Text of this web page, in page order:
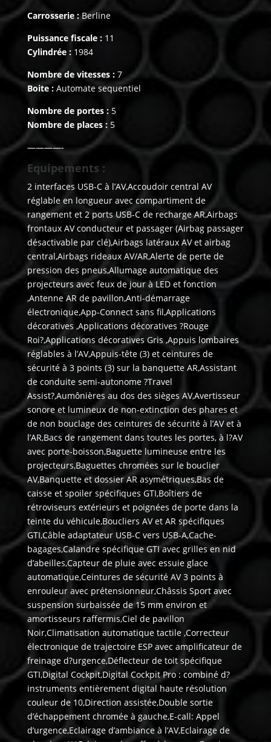
Carrosserie :Berline
Puissance fiscale :11
Cylindrée :1984
Nombre de vitesses :7
Boite :Automate sequentiel
Nombre de portes : 5
Nombre de places :5
————-
Equipements :
2 interfaces USB-C à l’AV,Accoudoir central AV
réglable en longueur avec compartiment de
rangement et 2 ports USB-C de recharge AR,Airbags
frontaux AV conducteur et passager (Airbag passager
désactivable par clé),Airbags latéraux AV et airbag
central,Airbags rideaux AV/AR,Alerte de perte de
pression des pneus,Allumage automatique des
projecteurs avec feux de jour à LED et fonction
,Antenne AR de pavillon,Anti-démarrage
électronique,App-Connect sans fil,Applications
décoratives ,Applications décoratives ?Rouge
Roi?,Applications décoratives Gris ,Appuis lombaires
réglables à l’AV,Appuis-tête (3) et ceintures de
sécurité à 3 points (3) sur la banquette AR,Assistant
de conduite semi-autonome ?Travel
Assist?,Aumônières au dos des sièges AV,Avertisseur
sonore et lumineux de non-extinction des phares et
de non bouclage des ceintures de sécurité à l’AV et à
l’AR,Bacs de rangement dans toutes les portes, à l?AV
avec porte-boisson,Baguette lumineuse entre les
projecteurs,Baguettes chromées sur le bouclier
AV,Banquette et dossier AR asymétriques,Bas de
caisse et spoiler spécifiques GTI,Boîtiers de
rétroviseurs extérieurs et poignées de porte dans la
teinte du véhicule,Boucliers AV et AR spécifiques
GTI,Câble adaptateur USB-C vers USB-A,Cache-
bagages,Calandre spécifique GTI avec grilles en nid
d’abeilles,Capteur de pluie avec essuie glace
automatique,Ceintures de sécurité AV 3 points à
enrouleur avec prétensionneur,Châssis Sport avec
suspension surbaissée de 15 mm environ et
amortisseurs raffermis,Ciel de pavillon
Noir,Climatisation automatique tactile ,Correcteur
électronique de trajectoire ESP avec amplificateur de
freinage d?urgence,Déflecteur de toit spécifique
GTI,Digital Cockpit,Digital Cockpit Pro : combiné d?
instruments entièrement digital haute résolution
couleur de 10,Direction assistée,Double sortie
d’échappement chromée à gauche,E-call: Appel
d’urgence,Eclairage d’ambiance à l’AV,Eclairage de